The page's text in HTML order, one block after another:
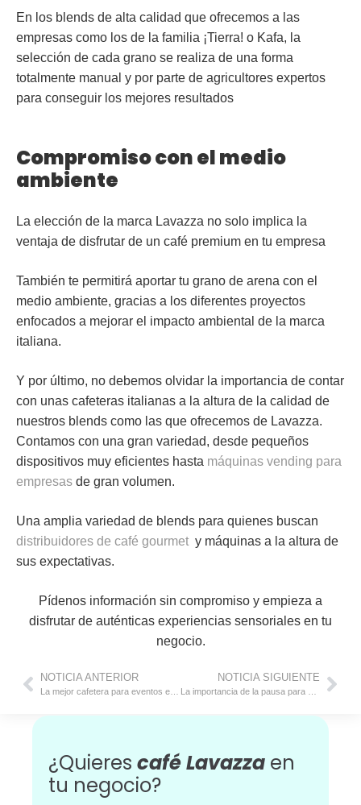
En los blends de alta calidad que ofrecemos a las
empresas como los de la familia ¡Tierra! o Kafa, la
selección de cada grano se realiza de una forma
totalmente manual y por parte de agricultores expertos
para conseguir los mejores resultados
Compromiso con el medio
ambiente
La elección de la marca Lavazza no solo implica la
ventaja de disfrutar de un café premium en tu empresa
También te permitirá aportar tu grano de arena con el
medio ambiente, gracias a los diferentes proyectos
enfocados a mejorar el impacto ambiental de la marca
italiana.
Y por último, no debemos olvidar la importancia de contar
con unas cafeteras italianas a la altura de la calidad de
nuestros blends como las que ofrecemos de Lavazza.
Contamos con una gran variedad, desde pequeños
dispositivos muy eficientes hasta máquinas vending para
empresas de gran volumen.
Una amplia variedad de blends para quienes buscan
distribuidores de café gourmet y máquinas a la altura de
sus expectativas.
Pídenos información sin compromiso y empieza a
disfrutar de auténticas experiencias sensoriales en tu
negocio.
NOTICIA ANTERIOR NOTICIA SIGUIENTE
¿Quieres café Lavazza en
tu negocio?